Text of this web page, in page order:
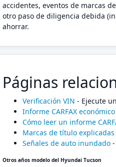
accidentes, eventos de marcas
otro paso de diligencia debida
ahorrar.
Páginas
Verificación VIN - Ejecute
Informe CARFAX económico
Cómo leer un informe
Marcas de título explicadas
Señales de auto inundado
Otros años modelo del Hyundai Tucson